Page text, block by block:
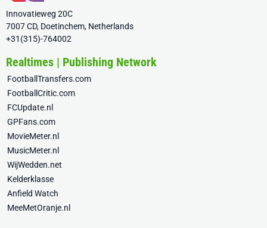
Innovatieweg 20C
7007 CD, Doetinchem, Netherlands
+31(315)-764002
Realtimes | Publishing Network
FootballTransfers.com
FootballCritic.com
FCUpdate.nl
GPFans.com
MovieMeter.nl
MusicMeter.nl
WijWedden.net
Kelderklasse
Anfield Watch
MeeMetOranje.nl